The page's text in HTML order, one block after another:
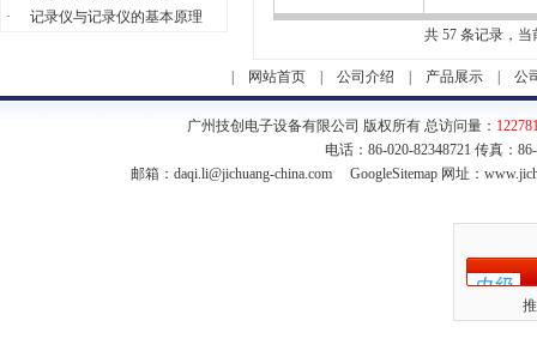
·
记录仪与记录仪的基本原理
共 57 条记录，
网站首页 公司介绍 产品展示 公
广州技创电子设备有限公司 版权所有 总访问量：
电话：86-020-82348721 传真：
邮箱： daqi.li@jichuang-china.com GoogleSitemap网址：